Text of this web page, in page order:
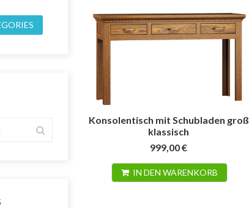
Konsolentisch mit Schubladen groß
klassisch
999,00 €
IN DEN WARENKORB